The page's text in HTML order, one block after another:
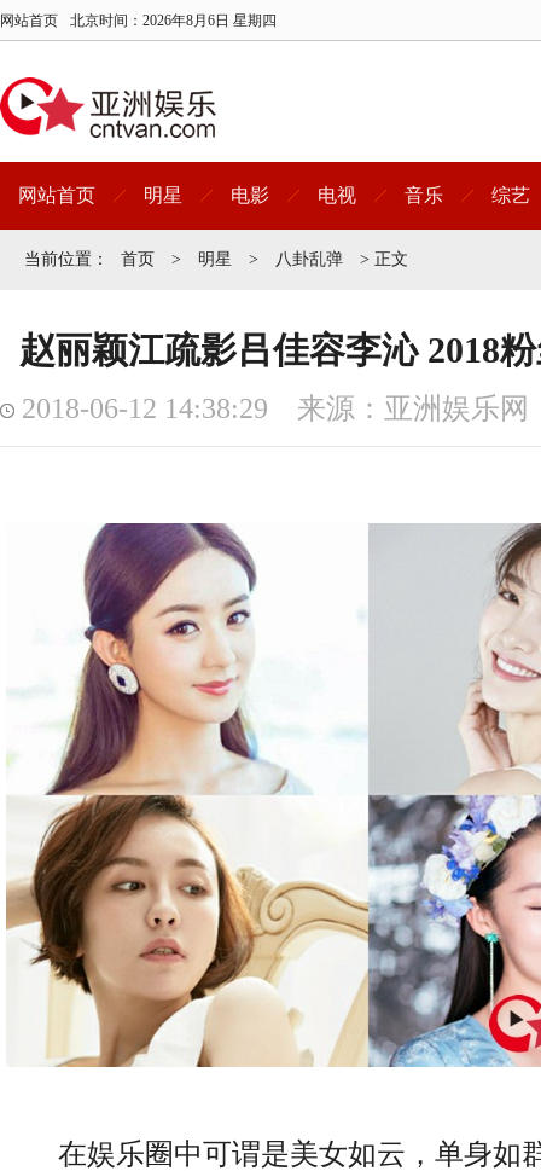
网站首页 北京时间： 2026年8月6日 星期四
网站首页 明星 电影 电视 音乐 综艺
当前位置： 首页 > 明星 > 八卦乱弹 > 正文
赵丽颖江疏影吕佳容李沁 2018
2018-06-12 14:38:29 来源：亚洲娱乐网
在娱乐圈中可谓是美女如云，单身如